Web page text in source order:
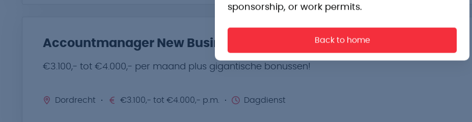
sponsorship, or work permits.
Back to home
Accountmanager New Business Dordrecht / Spijkenisse
€3.100,- tot €4.000,- per maand plus gigantische bonussen!
Dordrecht €3.100,- tot €4.000,- p.m. Dagdienst